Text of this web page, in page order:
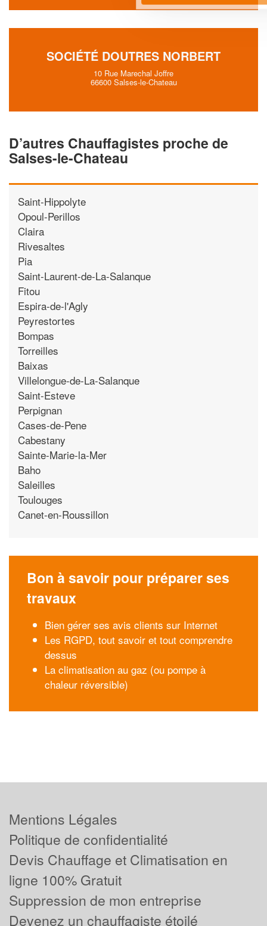
SOCIÉTÉ DOUTRES NORBERT
10 Rue Marechal Joffre
66600 Salses-le-Chateau
D’autres Chauffagistes proche de
Salses-le-Chateau
Saint-Hippolyte
Opoul-Perillos
Claira
Rivesaltes
Pia
Saint-Laurent-de-La-Salanque
Fitou
Espira-de-l'Agly
Peyrestortes
Bompas
Torreilles
Baixas
Villelongue-de-La-Salanque
Saint-Esteve
Perpignan
Cases-de-Pene
Cabestany
Sainte-Marie-la-Mer
Baho
Saleilles
Toulouges
Canet-en-Roussillon
Bon à savoir pour préparer ses
travaux
Bien gérer ses avis clients sur Internet
Les RGPD, tout savoir et tout comprendre
dessus
La climatisation au gaz (ou pompe à
chaleur réversible)
Mentions Légales
Politique de confidentialité
Devis Chauffage et Climatisation en
ligne 100% Gratuit
Suppression de mon entreprise
Devenez un chauffagiste étoilé